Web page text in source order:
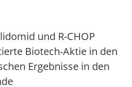
und R-CHOP
Biotech-Aktie in den
Ergebnisse in den